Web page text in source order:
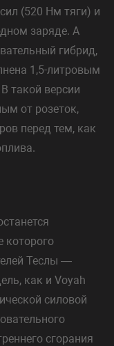
(520 Нм тяги) и
заряде. А
гибрид,
1,5-литровым
такой версии
от розеток,
перед тем, как
которого
Теслы —
как и Voyah
силовой
сгорания